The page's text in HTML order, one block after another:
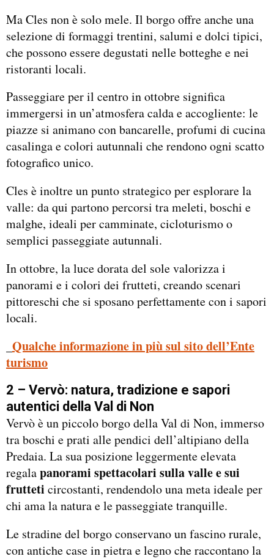
Ma Cles non è solo mele. Il borgo offre anche una
selezione di formaggi trentini, salumi e dolci tipici,
che possono essere degustati nelle botteghe e nei
ristoranti locali.
Passeggiare per il centro in ottobre significa
immergersi in un’atmosfera calda e accogliente: le
piazze si animano con bancarelle, profumi di cucina
casalinga e colori autunnali che rendono ogni scatto
fotografico unico.
Cles è inoltre un punto strategico per esplorare la
valle: da qui partono percorsi tra meleti, boschi e
malghe, ideali per camminate, cicloturismo o
semplici passeggiate autunnali.
In ottobre, la luce dorata del sole valorizza i
panorami e i colori dei frutteti, creando scenari
pittoreschi che si sposano perfettamente con i sapori
locali.
Qualche informazione in più sul sito dell’Ente
turismo
2 – Vervò: natura, tradizione e sapori
autentici della Val di Non
Vervò è un piccolo borgo della Val di Non, immerso
tra boschi e prati alle pendici dell’altipiano della
Predaia. La sua posizione leggermente elevata
regalapanorami spettacolari sulla valle e sui
frutteti circostanti, rendendolo una meta ideale per
chi ama la natura e le passeggiate tranquille.
Le stradine del borgo conservano un fascino rurale,
con antiche case in pietra e legno che raccontano la